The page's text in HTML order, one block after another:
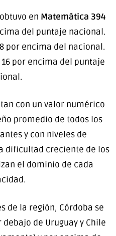
en Matemática 394
del puntaje nacional.
por encima del nacional.
16 por encima del puntaje
con un valor numérico
promedio de todos los
y con niveles de
dificultad creciente de los
el dominio de cada
de la región, Córdoba se
de Uruguay y Chile